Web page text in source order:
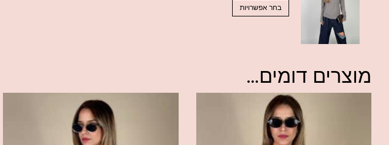
בחר אפשרויות
מוצרים דומים...